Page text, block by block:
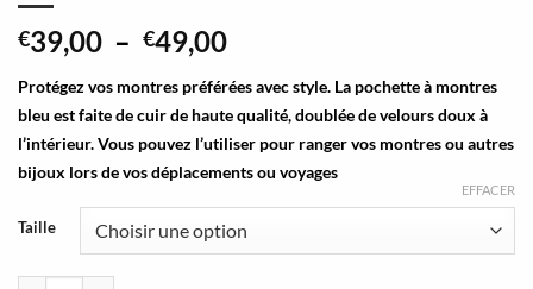
€39,00 – €49,00Plage
prix :
€39,00
à
€49,00
Protégez vos montres préférées avec style. La pochette à montres
bleu est faite de cuir de haute qualité, doublée de velours doux à
l’intérieur. Vous pouvez l’utiliser pour ranger vos montres ou autres
bijoux lors de vos déplacements ou voyages
Taille
EFFACER